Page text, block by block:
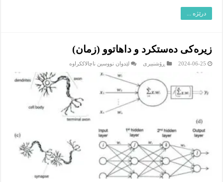
درێژە ...
زیرەکی دەستکرد و داهاتوو (زمان)
2024-06-25 ڕۆشنبیرى لێدوان نووسین ناچالاککراوە
دەستکرد
و
داهاتوو
(زمان)